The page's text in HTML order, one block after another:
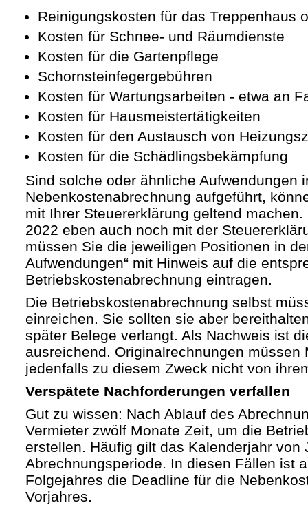
Reinigungskosten für das Treppenhaus
Kosten für Schnee- und Räumdienste
Kosten für die Gartenpflege
Schornsteinfegergebühren
Kosten für Wartungsarbeiten - etwa an
Kosten für Hausmeistertätigkeiten
Kosten für den Austausch von
Kosten für die Schädlingsbekämpfung
Sind solche oder ähnliche Aufwendungen
Nebenkostenabrechnung aufgeführt,
mit Ihrer Steuererklärung geltend
2022 eben auch noch mit der
müssen Sie die jeweiligen Positionen in
Aufwendungen“ mit Hinweis auf die
Betriebskostenabrechnung eintragen.
Die Betriebskostenabrechnung selbst
einreichen. Sie sollten sie aber
später Belege verlangt. Als Nachweis ist
ausreichend. Originalrechnungen müssen
jedenfalls zu diesem Zweck nicht von
Verspätete Nachforderungen verfallen
Gut zu wissen: Nach Ablauf des
Vermieter zwölf Monate Zeit, um die
erstellen. Häufig gilt das Kalenderjahr von
Abrechnungsperiode. In diesen Fällen ist
Folgejahres die Deadline für die
Vorjahres.